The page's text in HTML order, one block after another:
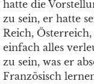
hatte die
zu sein, er hatte
Reich,
einfach alles
zu sein, was er
Französisch